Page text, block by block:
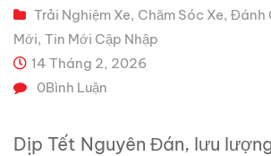
Trải Nghiệm Xe, Chăm Sóc Xe, Đánh
Mới, Tin Mới Cập Nhập
14 Tháng 2, 2026
0Bình Luận
Dịp Tết Nguyên Đán, lưu